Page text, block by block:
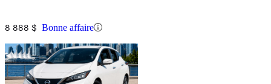
8 888 $ Bonne affaire